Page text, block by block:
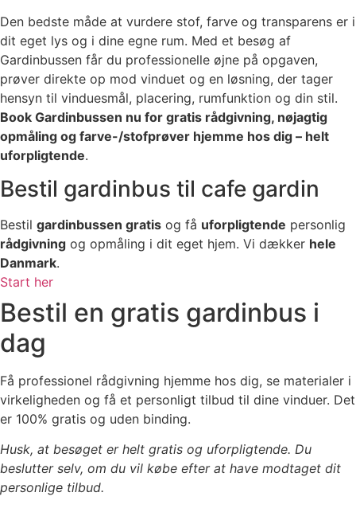
Den bedste måde at vurdere stof, farve og transparens er i
dit eget lys og i dine egne rum. Med et besøg af
Gardinbussen får du professionelle øjne på opgaven,
prøver direkte op mod vinduet og en løsning, der tager
hensyn til vinduesmål, placering, rumfunktion og din stil.
Book Gardinbussen nu for gratis rådgivning, nøjagtig
opmåling og farve-/stofprøver hjemme hos dig – helt
uforpligtende.
Bestil gardinbus til cafe gardin
Bestil gardinbussen gratis og få uforpligtende personlig
rådgivning og opmåling i dit eget hjem. Vi dækker hele
Danmark.
Start her
Bestil en gratis gardinbus i
dag
Få professionel rådgivning hjemme hos dig, se materialer i
virkeligheden og få et personligt tilbud til dine vinduer. Det
er 100% gratis og uden binding.
Husk, at besøget er helt gratis og uforpligtende. Du
beslutter selv, om du vil købe efter at have modtaget dit
personlige tilbud.